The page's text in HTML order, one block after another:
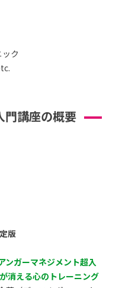
ク
門講座の概要
版
ンガーマネジメント超入
消える心のトレーニング